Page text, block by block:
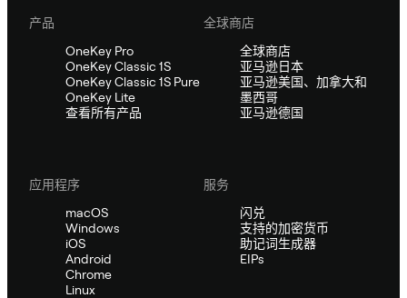
产品
OneKey Pro
OneKey Classic 1S
OneKey Classic 1S Pure
OneKey Lite
查看所有产品
全球商店
全球商店
亚马逊日本
亚马逊美国、加拿大和
墨西哥
亚马逊德国
应用程序
macOS
Windows
iOS
Android
Chrome
Linux
服务
闪兑
支持的加密货币
助记词生成器
EIPs